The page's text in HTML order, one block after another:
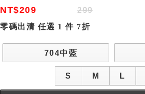
NT$209
299
零碼出清 任選 1 件 7折
704中藍
S M L